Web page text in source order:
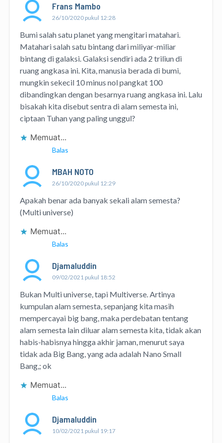
Frans Mambo
26/10/2020 pukul 12:28
Bumi salah satu planet yang mengitari matahari.
Matahari salah satu bintang dari miliyar-miliar
bintang di galaksi. Galaksi sendiri ada 2 triliun di
ruang angkasa ini. Kita, manusia berada di bumi,
mungkin sekecil 10 minus nol pangkat 100
dibandingkan dengan besarnya ruang angkasa ini. Lalu
bisakah kita disebut sentra di alam semesta ini,
ciptaan Tuhan yang paling unggul?
Memuat...
Balas
MBAH NOTO
26/10/2020 pukul 12:29
Apakah benar ada banyak sekali alam semesta?
(Multi universe)
Memuat...
Balas
Djamaluddin
09/02/2021 pukul 18:52
Bukan Multi universe, tapi Multiverse. Artinya
kumpulan alam semesta, sepanjang kita masih
mempercayai big bang, maka perdebatan tentang
alam semesta lain diluar alam semesta kita, tidak akan
habis-habisnya hingga akhir jaman, menurut saya
tidak ada Big Bang, yang ada adalah Nano Small
Bang,; ok
Memuat...
Balas
Djamaluddin
10/02/2021 pukul 19:17